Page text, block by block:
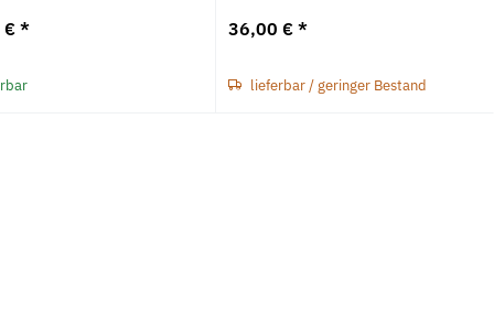
€* 36,00 €*
lieferbar / geringer Bestand